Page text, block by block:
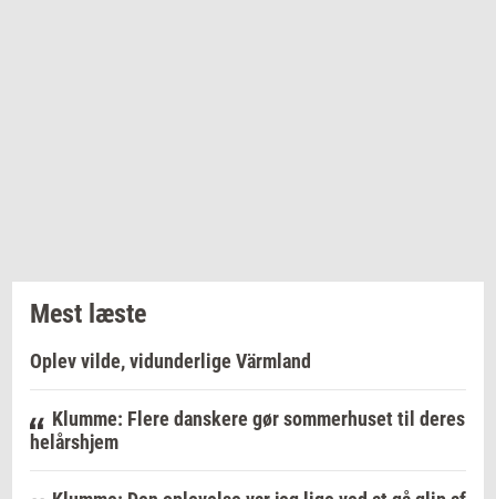
Mest læste
Oplev vilde, vidunderlige Värmland
Klumme: Flere danskere gør sommerhuset til deres
helårshjem